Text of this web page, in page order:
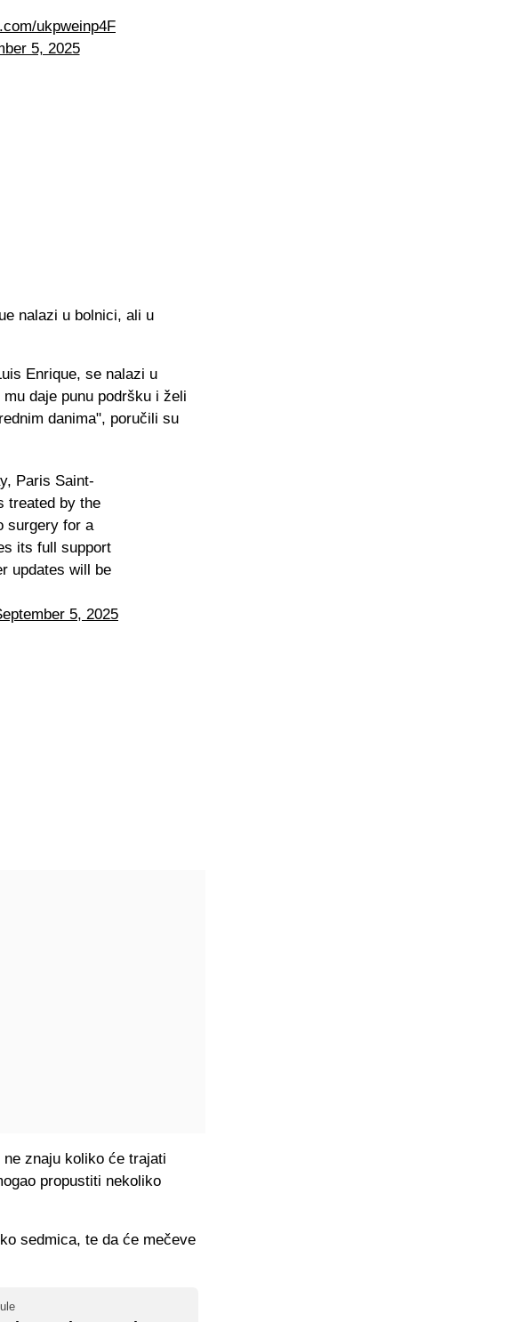
ukpweinp4F
5, 2025
nalazi u bolnici, ali u
Enrique, se nalazi u
daje punu podršku i želi
danima", poručili su
Paris Saint-
treated by the
surgery for a
its full support
updates will be
5, 2025
znaju koliko će trajati
propustiti nekoliko
sedmica, te da će mečeve